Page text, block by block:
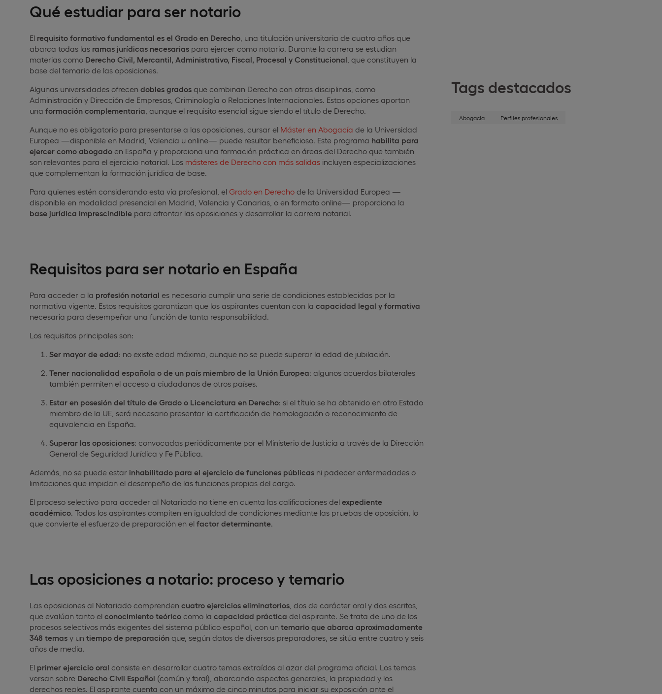
Tags destacados
Abogacía Perfiles profesionales
Qué estudiar para ser notario
El requisito formativo fundamental es el Grado en Derecho , una titulación universitaria de cuatro años que
abarca todas las ramas jurídicas necesarias para ejercer como notario. Durante la carrera se estudian
materias como Derecho Civil, Mercantil, Administrativo, Fiscal, Procesal y Constitucional , que constituyen la
base del temario de las oposiciones.
Algunas universidades ofrecen dobles grados que combinan Derecho con otras disciplinas, como
Administración y Dirección de Empresas, Criminología o Relaciones Internacionales. Estas opciones aportan
una formación complementaria , aunque el requisito esencial sigue siendo el título de Derecho.
Aunque no es obligatorio para presentarse a las oposiciones, cursar el Máster en Abogacía de la Universidad
Europea —disponible en Madrid, Valencia u online— puede resultar beneficioso. Este programa habilita para
ejercer como abogado en España y proporciona una formación práctica en áreas del Derecho que también
son relevantes para el ejercicio notarial. Los másteres de Derecho con más salidas incluyen especializaciones
que complementan la formación jurídica de base.
Para quienes estén considerando esta vía profesional, el Grado en Derecho de la Universidad Europea —
disponible en modalidad presencial en Madrid, Valencia y Canarias, o en formato online— proporciona la
base jurídica imprescindible para afrontar las oposiciones y desarrollar la carrera notarial.
Requisitos para ser notario en España
Para acceder a la profesión notarial es necesario cumplir una serie de condiciones establecidas por la
normativa vigente. Estos requisitos garantizan que los aspirantes cuentan con la capacidad legal y formativa
necesaria para desempeñar una función de tanta responsabilidad.
Los requisitos principales son:
Ser mayor de edad: no existe edad máxima, aunque no se puede superar la edad de jubilación.
Tener nacionalidad española o de un país miembro de la Unión Europea: algunos acuerdos bilaterales
también permiten el acceso a ciudadanos de otros países.
Estar en posesión del título de Grado o Licenciatura en Derecho: si el título se ha obtenido en otro Estado
miembro de la UE, será necesario presentar la certificación de homologación o reconocimiento de
equivalencia en España.
Superar las oposiciones: convocadas periódicamente por el Ministerio de Justicia a través de la Dirección
General de Seguridad Jurídica y Fe Pública.
Además, no se puede estar inhabilitado para el ejercicio de funciones públicas ni padecer enfermedades o
limitaciones que impidan el desempeño de las funciones propias del cargo.
El proceso selectivo para acceder al Notariado no tiene en cuenta las calificaciones del expediente
académico . Todos los aspirantes compiten en igualdad de condiciones mediante las pruebas de oposición, lo
que convierte el esfuerzo de preparación en el factor determinante
Las oposiciones a notario: proceso y temario
Las oposiciones al Notariado comprenden cuatro ejercicios eliminatorios , dos de carácter oral y dos escritos,
que evalúan tanto el conocimiento teórico como la capacidad práctica del aspirante. Se trata de uno de los
procesos selectivos más exigentes del sistema público español, con un temario que abarca aproximadamente
348 temas y un tiempo de preparación que, según datos de diversos preparadores, se sitúa entre cuatro y seis
años de media.
El primer ejercicio oral consiste en desarrollar cuatro temas extraídos al azar del programa oficial. Los temas
versan sobre Derecho Civil Español (común y foral), abarcando aspectos generales, la propiedad y los
derechos reales. El aspirante cuenta con un máximo de cinco minutos para iniciar su exposición ante el